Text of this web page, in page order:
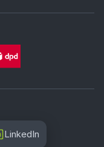
LinkedIn